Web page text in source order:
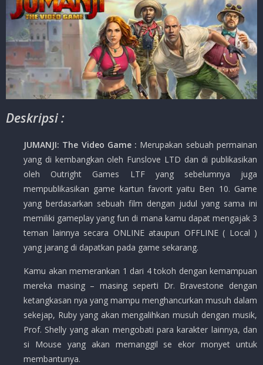
Deskripsi :
JUMANJI: The Video Game : Merupakan sebuah permainan
yang di kembangkan oleh Funslove LTD dan di publikasikan
oleh Outright Games LTF yang sebelumnya juga
mempublikasikan game kartun favorit yaitu Ben 10. Game
yang berdasarkan sebuah film dengan judul yang sama ini
memiliki gameplay yang fun di mana kamu dapat mengajak 3
teman lainnya secara ONLINE ataupun OFFLINE ( Local )
yang jarang di dapatkan pada game sekarang.
Kamu akan memerankan 1 dari 4 tokoh dengan kemampuan
mereka masing – masing seperti Dr. Bravestone dengan
ketangkasan nya yang mampu menghancurkan musuh dalam
sekejap, Ruby yang akan mengalihkan musuh dengan musik,
Prof. Shelly yang akan mengobati para karakter lainnya, dan
si Mouse yang akan memanggil se ekor monyet untuk
membantunya.